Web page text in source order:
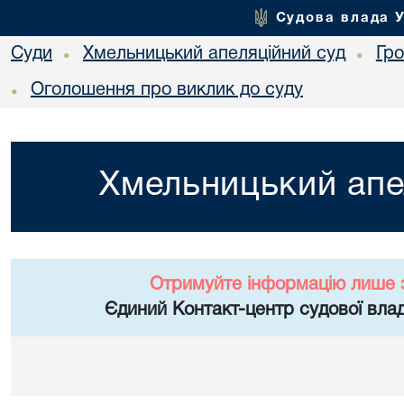
Судова влада
Суди • Хмельницький апеляційний суд •
• Оголошення про виклик до суду
Хмельницький
Отримуйте інформацію лише
Єдиний Контакт-центр судової